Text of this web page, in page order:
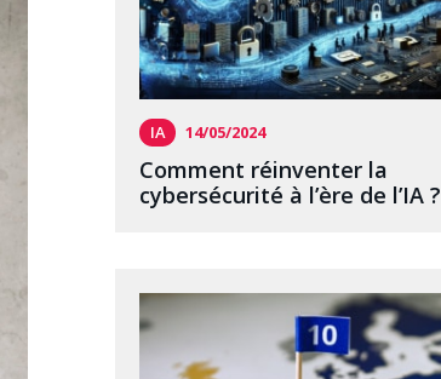
IA 14/05/2024
Comment réinventer la
cybersécurité à l’ère de l’IA ?